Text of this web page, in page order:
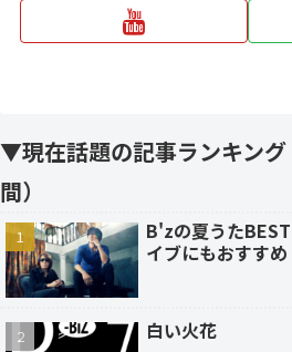
▼現在話題の記事ランキン
間）
B'zの夏うた
イブにもおすすめ
白い火花